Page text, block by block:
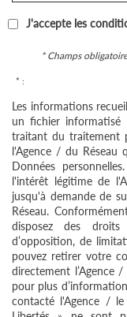
J'accepte les
* Champs
* :
Les informations
un fichier informatisé
traitant du traitement
l'Agence / du Réseau
Données
l'intérêt légitime de
jusqu'à demande de
Réseau.
disposez des droits
d’opposition, de
pouvez retirer votre
directement l’Agence
pour plus
contacté l'Agence /